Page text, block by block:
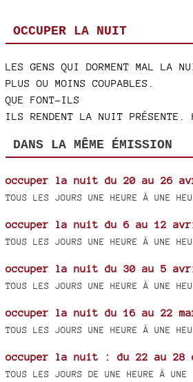
OCCUPER LA NUIT
LES GENS QUI DORMENT MAL LA
PLUS OU MOINS COUPABLES.
QUE FONT-ILS
ILS RENDENT LA NUIT PRÉSENTE.
DANS LA MÊME ÉMISSION
occuper la nuit du 20 au 26
TOUS LES JOURS UNE HEURE À UNE
occuper la nuit du 6 au 12
TOUS LES JOURS UNE HEURE À UNE
occuper la nuit du 30 au 5
TOUS LES JOURS UNE HEURE À UNE
occuper la nuit du 16 au 22
TOUS LES JOURS UNE HEURE À UNE
occuper la nuit : du 22 au 28
TOUS LES JOURS DE UNE HEURE À UNE